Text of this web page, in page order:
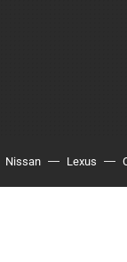
Nissan Lexus